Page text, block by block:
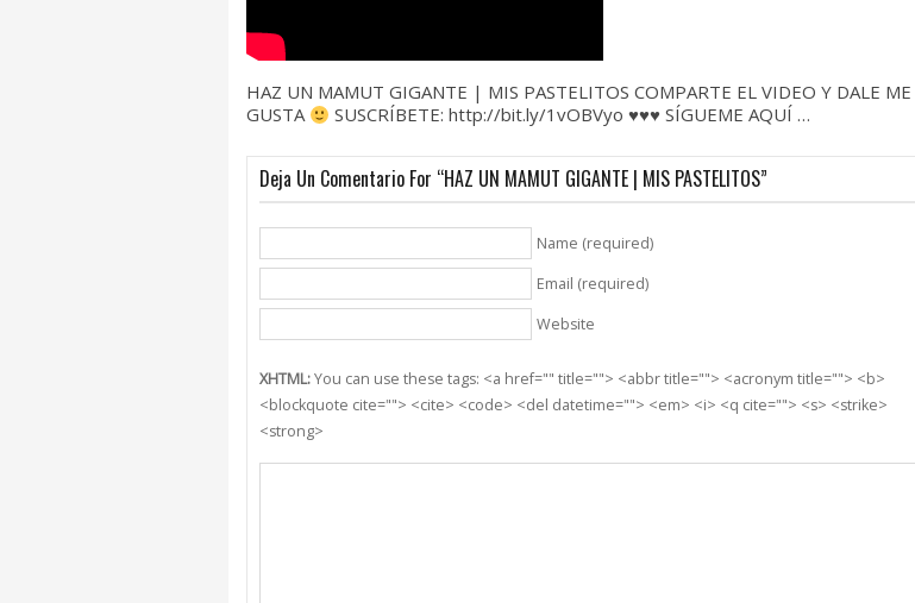
HAZ UN MAMUT GIGANTE | MIS PASTELITOS COMPARTE EL VIDEO Y DALE ME
GUSTA
SUSCRÍBETE: http://bit.ly/1vOBVyo♥♥♥ SÍGUEME AQUÍ …
Deja Un Comentario For “HAZ UN MAMUT GIGANTE | MIS PASTELITOS”
Name (required)
Email (required)
Website
XHTML:You can use these tags: <a href="" title=""> <abbr title=""> <acronym title=""> <b>
<blockquote cite=""> <cite> <code> <del datetime=""> <em> <i> <q cite=""> <s> <strike>
<strong>